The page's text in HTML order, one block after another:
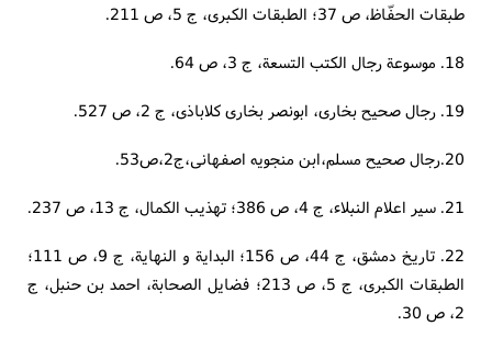
طبقات الحفّاظ، ص 37؛ الطبقات الکبری، ج 5، ص 211.
18. موسوعة رجال الکتب التسعة، ج 3، ص 64.
19. رجال صحیح بخاری، ابونصر بخاری کلاباذی، ج 2، ص 527.
20.رجال صحیح مسلم،ابن منجویه اصفهانی،ج2،ص53.
21. سیر اعلام النبلاء، ج 4، ص 386؛ تهذیب الکمال، ج 13، ص 237.
22. تاریخ دمشق، ج 44، ص 156؛ البدایة و النهایة، ج 9، ص 111؛
الطبقات الکبری، ج 5، ص 213؛ فضایل الصحابة، احمد بن حنبل، ج
2، ص 30.